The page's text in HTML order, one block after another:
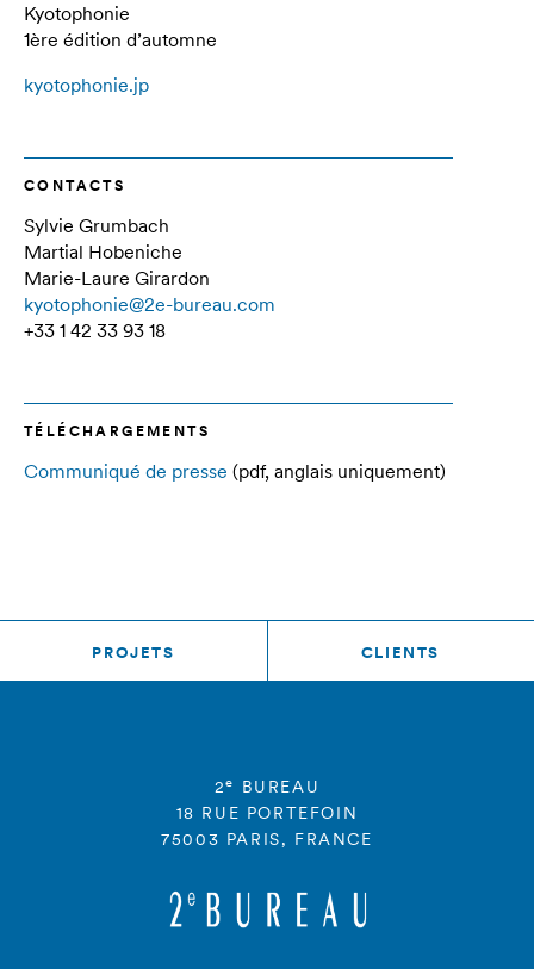
Kyotophonie
1ère édition d’automne
kyotophonie.jp
CONTACTS
Sylvie Grumbach
Martial Hobeniche
Marie-Laure Girardon
kyotophonie@2e-bureau.com
+33 1 42 33 93 18
TÉLÉCHARGEMENTS
Communiqué de presse (pdf, anglais uniquement)
PROJETS CLIENTS
2e
BUREAU
18 RUE PORTEFOIN
75003 PARIS, FRANCE